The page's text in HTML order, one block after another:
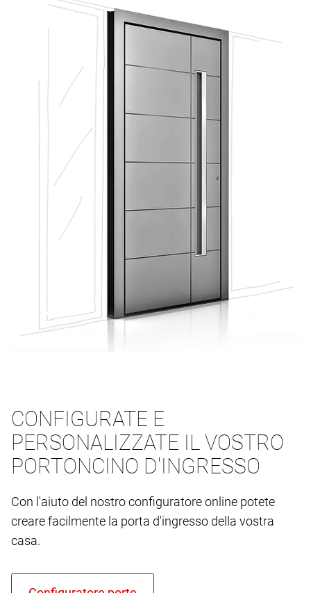
CONFIGURATE E
PERSONALIZZATE IL VOSTRO
PORTONCINO D'INGRESSO
Con l'aiuto del nostro configuratore online potete
creare facilmente la porta d'ingresso della vostra
casa.